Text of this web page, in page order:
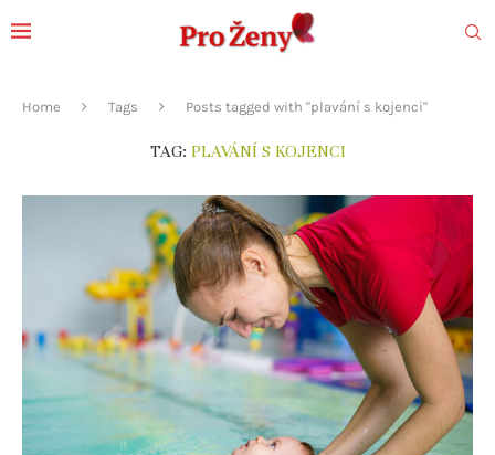
Home Tags Posts tagged with "plavání s kojenci"
TAG: PLAVÁNÍ S KOJENCI